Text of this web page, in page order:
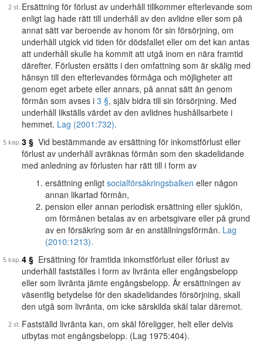
Ersättning för förlust av underhåll tillkommer efterlevande som
enligt lag hade rätt till underhåll av den avlidne eller som på
annat sätt var beroende av honom för sin försörjning, om
underhåll utgick vid tiden för dödsfallet eller om det kan antas
att underhåll skulle ha kommit att utgå inom en nära framtid
därefter. Förlusten ersätts i den omfattning som är skälig med
hänsyn till den efterlevandes förmåga och möjligheter att
genom eget arbete eller annars, på annat sätt än genom
förmån som avses i 3 §, själv bidra till sin försörjning. Med
underhåll likställs värdet av den avlidnes hushållsarbete i
hemmet. Lag (2001:732).
3 § Vid bestämmande av ersättning för inkomstförlust eller
förlust av underhåll avräknas förmån som den skadelidande
med anledning av förlusten har rätt till i form av
ersättning enligt socialförsäkringsbalken eller någon
annan likartad förmån,
pension eller annan periodisk ersättning eller sjuklön,
om förmånen betalas av en arbetsgivare eller på grund
av en försäkring som är en anställningsförmån. Lag
(2010:1213).
4 § Ersättning för framtida inkomstförlust eller förlust av
underhåll fastställes i form av livränta eller engångsbelopp
eller som livränta jämte engångsbelopp. Är ersättningen av
väsentlig betydelse för den skadelidandes försörjning, skall
den utgå som livränta, om icke särskilda skäl talar däremot.
Fastställd livränta kan, om skäl föreligger, helt eller delvis
utbytas mot engångsbelopp. (Lag 1975:404).